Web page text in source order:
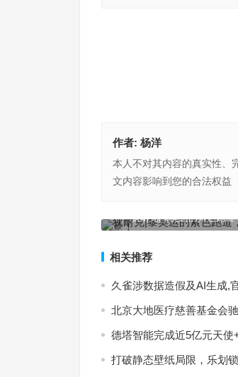
作者: 杨洋
本人不对其内容的真实性、
文内容影响到您的合法权益
上一篇
狄耐克|黎奥运的紫色跑道
相关推荐
久雀涉数据造假及AI生成,
北京大地医疗慈善基金会
德塔智能完成近5亿元天
打破静态壁纸局限，乐划